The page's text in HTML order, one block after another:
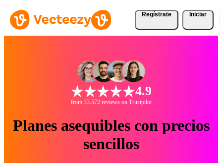
Regístrate Iniciar
4.9
from 33.572 reviews on Trustpilot
Planes asequibles con precios
sencillos